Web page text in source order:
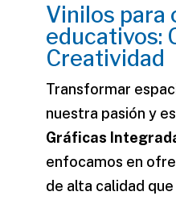
Vinilos para
educativos:
Creatividad
Transformar
nuestra pasión y
Gráficas
enfocamos en
de alta calidad